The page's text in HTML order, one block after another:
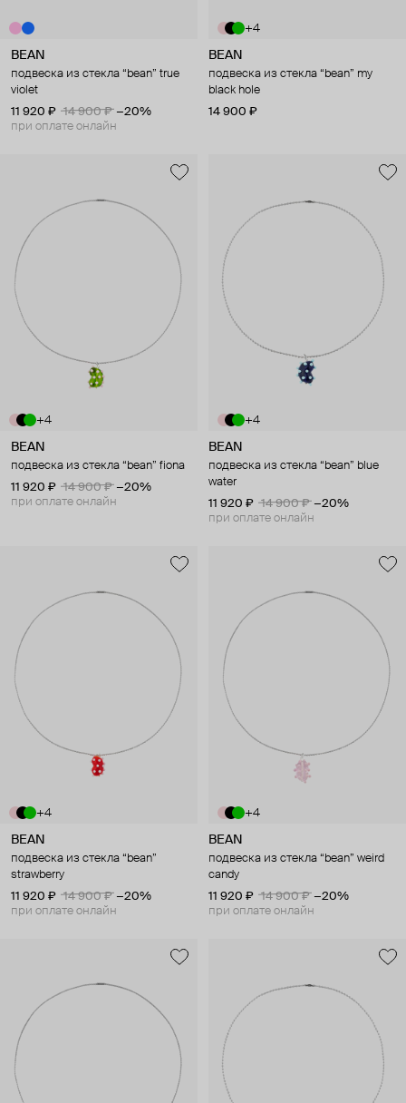
BEAN
подвеска из стекла “bean” true
violet
11 920 ₽
14 900 ₽ −20%
при оплате онлайн
+4
BEAN
подвеска из стекла “bean” my
black hole
14 900 ₽
+4
BEAN
подвеска из стекла “bean” fiona
11 920 ₽
14 900 ₽ −20%
при оплате онлайн
+4
BEAN
подвеска из стекла “bean” blue
water
11 920 ₽
14 900 ₽ −20%
при оплате онлайн
+4
BEAN
подвеска из стекла “bean”
strawberry
11 920 ₽
14 900 ₽ −20%
при оплате онлайн
+4
BEAN
подвеска из стекла “bean” weird
candy
11 920 ₽
14 900 ₽ −20%
при оплате онлайн